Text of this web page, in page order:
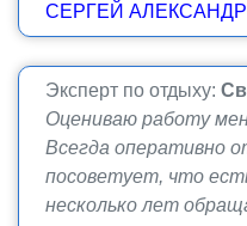
СЕРГЕЙ
Эксперт по отдыху:
Оцениваю работу
Всегда оперативно
посоветует, что
несколько лет